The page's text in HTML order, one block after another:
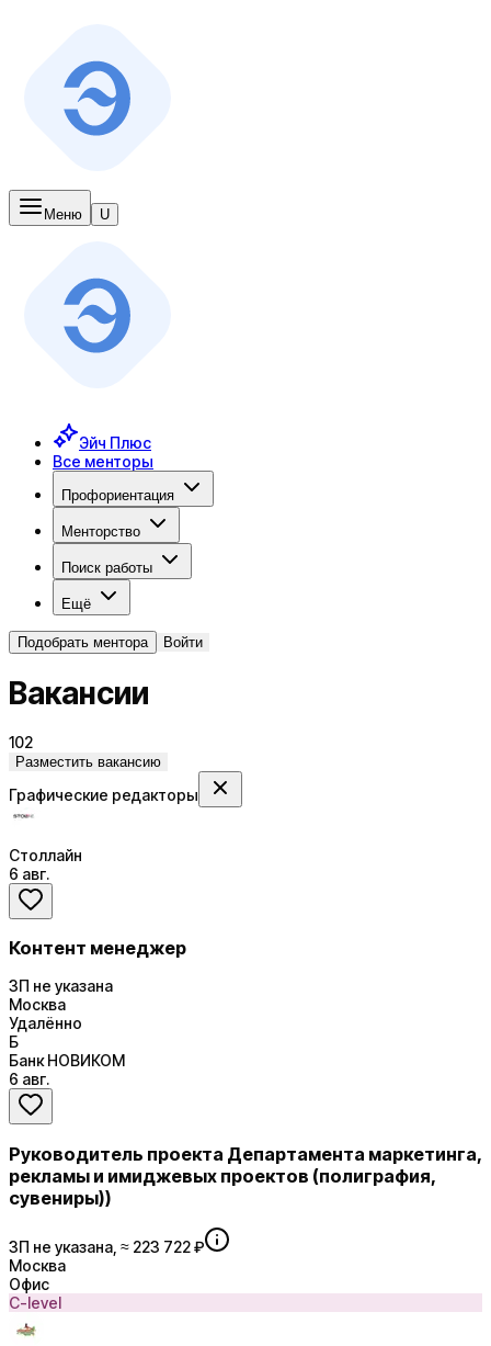
Меню U
Эйч Плюс
Все менторы
Профориентация
Менторство
Поиск работы
Ещё
Подобрать ментора Войти
Вакансии
102
Разместить вакансию
Графические редакторы
Столлайн
6 авг.
Контент менеджер
ЗП не указана
Москва
Удалённо
Б
Банк НОВИКОМ
6 авг.
Руководитель проекта Департамента маркетинга,
рекламы и имиджевых проектов (полиграфия,
сувениры))
ЗП не указана, ≈ 223 722 ₽
Москва
Офис
C-level